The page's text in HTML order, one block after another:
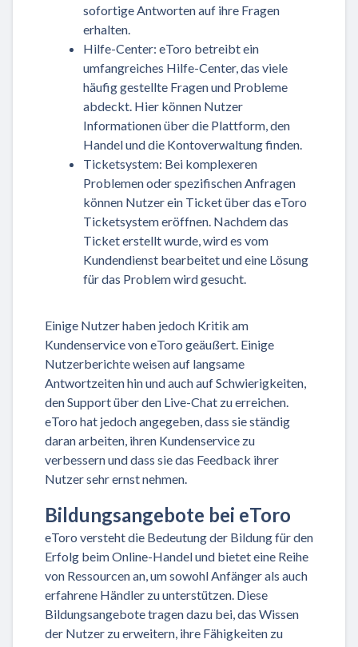
sofortige Antworten auf ihre Fragen
erhalten.
Hilfe-Center: eToro betreibt ein
umfangreiches Hilfe-Center, das viele
häufig gestellte Fragen und Probleme
abdeckt. Hier können Nutzer
Informationen über die Plattform, den
Handel und die Kontoverwaltung finden.
Ticketsystem: Bei komplexeren
Problemen oder spezifischen Anfragen
können Nutzer ein Ticket über das eToro
Ticketsystem eröffnen. Nachdem das
Ticket erstellt wurde, wird es vom
Kundendienst bearbeitet und eine Lösung
für das Problem wird gesucht.
Einige Nutzer haben jedoch Kritik am
Kundenservice von eToro geäußert. Einige
Nutzerberichte weisen auf langsame
Antwortzeiten hin und auch auf Schwierigkeiten,
den Support über den Live-Chat zu erreichen.
eToro hat jedoch angegeben, dass sie ständig
daran arbeiten, ihren Kundenservice zu
verbessern und dass sie das Feedback ihrer
Nutzer sehr ernst nehmen.
Bildungsangebote bei eToro
eToro versteht die Bedeutung der Bildung für den
Erfolg beim Online-Handel und bietet eine Reihe
von Ressourcen an, um sowohl Anfänger als auch
erfahrene Händler zu unterstützen. Diese
Bildungsangebote tragen dazu bei, das Wissen
der Nutzer zu erweitern, ihre Fähigkeiten zu